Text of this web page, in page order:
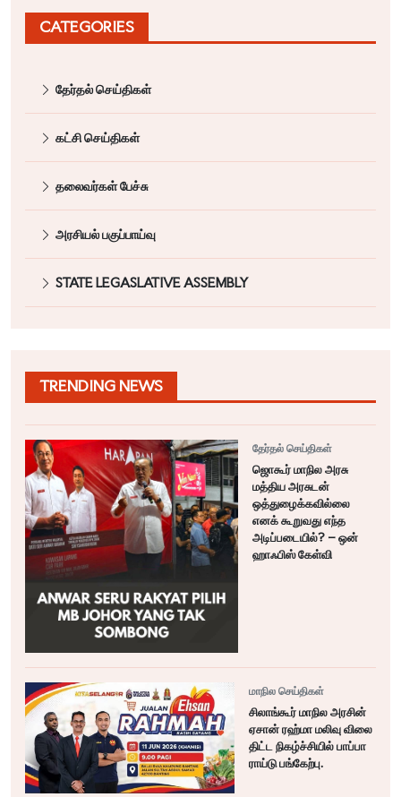
CATEGORIES
தேர்தல் செய்திகள்
கட்சி செய்திகள்
தலைவர்கள் பேச்சு
அரசியல் பகுப்பாய்வு
STATE LEGASLATIVE ASSEMBLY
TRENDING NEWS
தேர்தல் செய்திகள்
ஜொகூர் மாநில அரசு
மத்திய அரசுடன்
ஒத்துழைக்கவில்லை
எனக் கூறுவது எந்த
அடிப்படையில்? – ஒன்
ஹாஃபிஸ் கேள்வி
மாநில செய்திகள்
சிலாங்கூர் மாநில அரசின்
ஏசான் ரஹ்மா மலிவு விலை
திட்ட நிகழ்ச்சியில் பாப்பா
ராய்டு பங்கேற்பு.